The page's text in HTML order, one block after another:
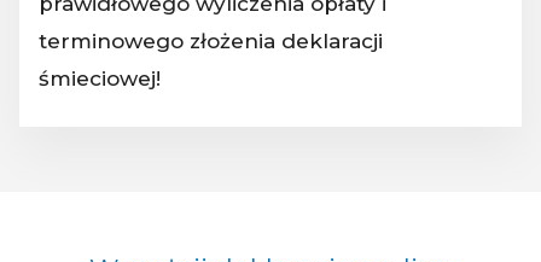
terminowego złożenia deklaracji
śmieciowej!